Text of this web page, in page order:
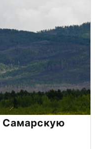
Самарскую